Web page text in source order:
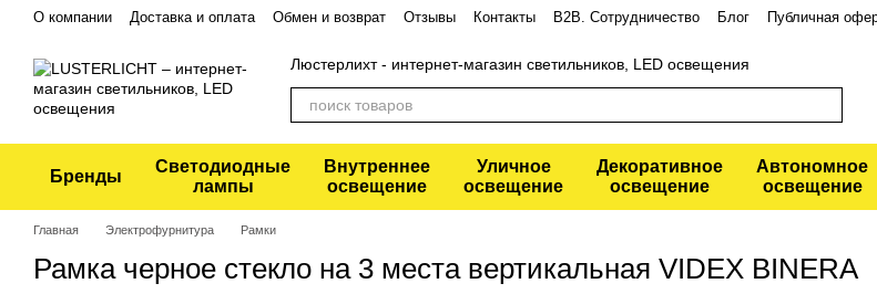
Перейти к основному контенту
О компании Доставка и оплата Обмен и возврат Отзывы Контакты В2В. Сотрудничество Блог
Публичная
Люстерлихт - интернет-магазин светильников, LED освещения
Бренды
Светодиодные
лампы
Внутреннее
освещение
Уличное
освещение
Декоративное
освещение
Автономное
освещение
Главная Электрофурнитура Рамки
Рамка черное стекло на 3 места вертикальная VIDEX BINERA